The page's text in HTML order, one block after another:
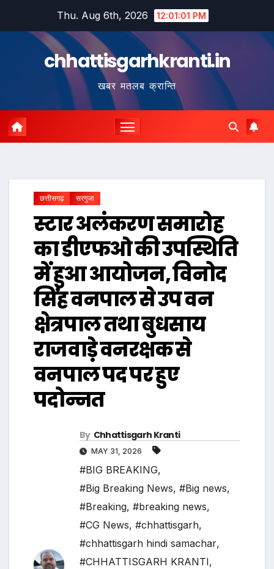
Thu. Aug 6th, 2026 12:01:02 PM
chhattisgarhkranti.in
खबर मतलब क्रान्ति
छत्तीसगढ़ सरगुजा
स्टार अलंकरण समारोह
का डीएफओ की उपस्थिति
में हुआ आयोजन, विनोद
सिंह वनपाल से उप वन
क्षेत्रपाल तथा बुधसाय
राजवाड़े वनरक्षक से
वनपाल पद पर हुए
पदोन्नत
By Chhattisgarh Kranti
MAY 31, 2026
#BIG BREAKING,
#Big Breaking News, #Big news,
#Breaking, #breaking news,
#CG News, #chhattisgarh,
#chhattisgarh hindi samachar,
#CHHATTISGARH KRANTI,